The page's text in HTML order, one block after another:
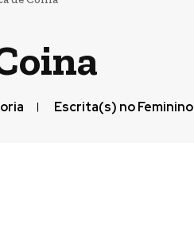
Escrita(s) no Feminino